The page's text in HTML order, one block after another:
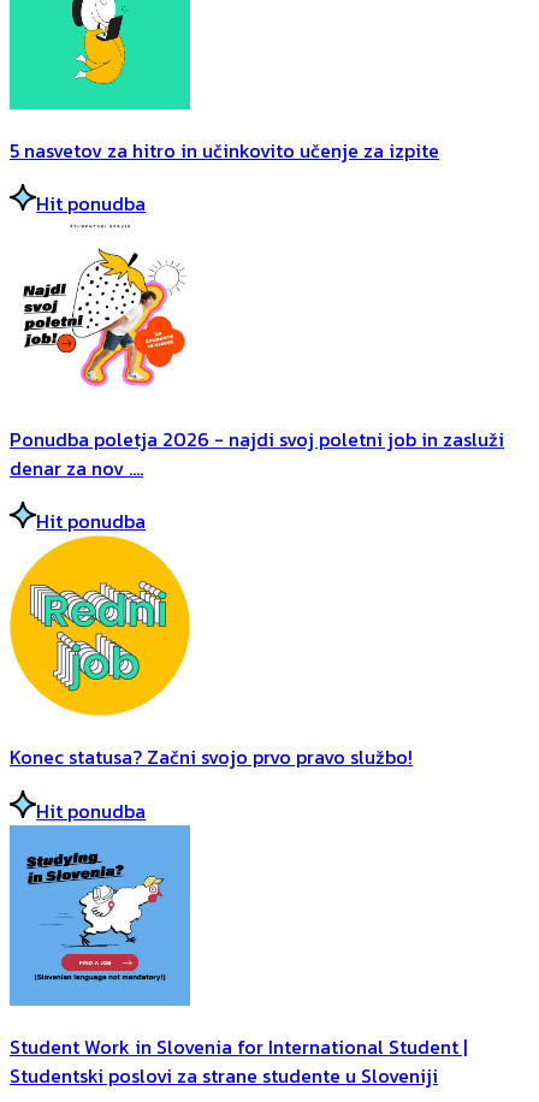
5 nasvetov za hitro in učinkovito učenje za izpite
Hit ponudba
Ponudba poletja 2026 - najdi svoj poletni job in zasluži
denar za nov ....
Hit ponudba
Konec statusa? Začni svojo prvo pravo službo!
Hit ponudba
Student Work in Slovenia for International Student |
Studentski poslovi za strane studente u Sloveniji